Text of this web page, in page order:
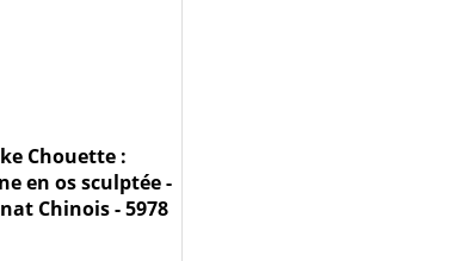
Chouette :
en os sculptée -
Chinois - 5978